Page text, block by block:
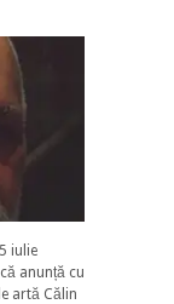
iulie
anunță cu
artă Călin